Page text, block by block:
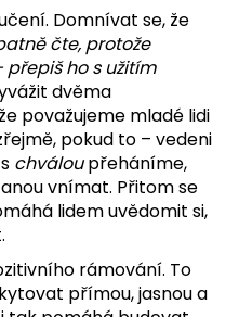
Domnívat se, že
čte, protože
přepiš ho s užitím
dvěma
považujeme mladé lidi
pokud to – vedeni
chváloupřeháníme,
vnímat. Přitom se
lidem uvědomit si,
rámování. To
přímou, jasnou a